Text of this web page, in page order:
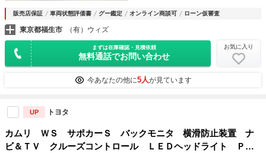
販売店保証 車両状態評価書 グー鑑定 オンライン商談可 ローン仮審査
東京都福生市 （有）ウィズ
まずは在庫確認・見積依頼
無料通話でお問い合わせ
お気に入り
今あなたの他に5人が見ています
UP トヨタ
カムリ ＷＳ サポカーＳ バックモニタ 横滑防止装置 ナ
ビ＆ＴＶ クルーズコントロール ＬＥＤヘッドライト Ｐシ